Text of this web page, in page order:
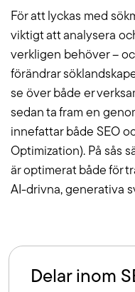
För att lyckas med
viktigt att analysera
verkligen behöver –
förändrar
se över både er
sedan ta fram en
innefattar både SEO
Optimization). På sås
är optimerat både för
AI-drivna, generativa
Delar inom